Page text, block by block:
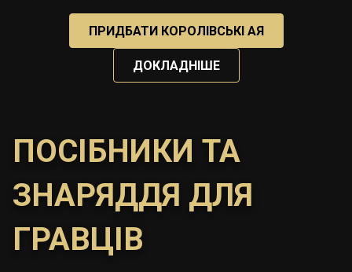
ПРИДБАТИ КОРОЛІВСЬКІ АЯ
ДОКЛАДНІШЕ
ПОСІБНИКИ ТА
ЗНАРЯДДЯ ДЛЯ
ГРАВЦІВ